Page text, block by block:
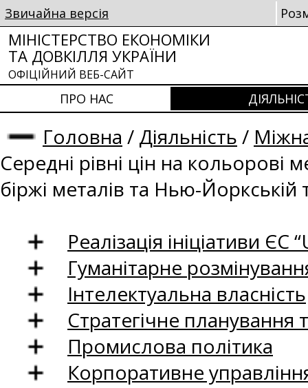
Звичайна версія
МІНІСТЕРСТВО ЕКОНОМІКИ
ТА ДОВКІЛЛЯ УКРАЇНИ
ОФІЦІЙНИЙ ВЕБ-САЙТ
ПРО НАС
Головна / Діяльність /
Середні рівні цін на кольорові
біржі металів та Нью-Йоркській
Реалізація ініціативи ЄС
Гуманітарне
Інтелектуальна власність
Стратегічне
Промислова політика
Корпоративне